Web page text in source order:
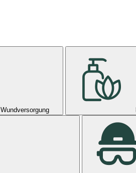
Wundversorgung